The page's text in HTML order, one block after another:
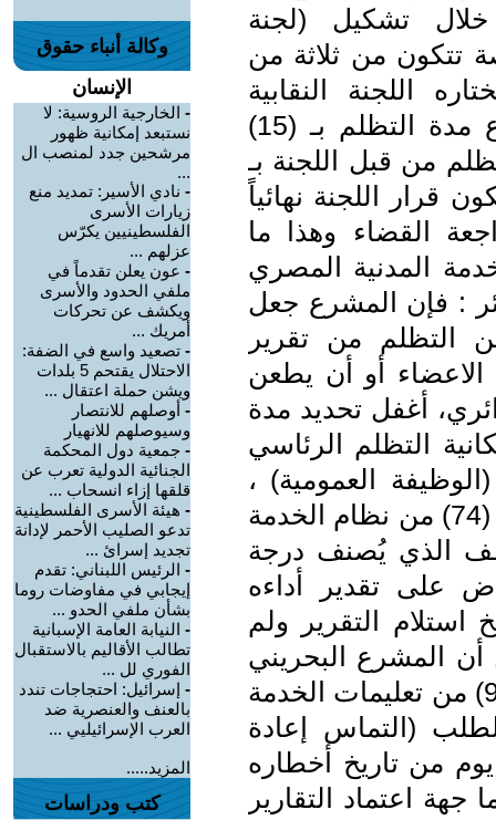
تشكيل (لجنة
تتكون من ثلاثة من
اللجنة النقابية
بالوحدة إن وجدت، كما حدد المشرع مدة التظلم بـ (15)
من قبل اللجنة بـ
قرار اللجنة نهائياً
القضاء وهذا ما
قانون الخدمة المدنية المصري
في الجزائر : فإن المشرع جعل
التظلم من تقرير
الاعضاء أو أن يطعن
أغفل تحديد مدة
التظلم الرئاسي
العمومية) ،
كذلك أجاز القانون الأردني في المادة (74) من نظام الخدمة
لسنة 2013 للموظف الذي يُصنف درجة
على تقدير أداءه
تاريخ استلام التقرير ولم
المشرع البحريني
حدد في البند (سادساً / أحكام عامة / 9) من تعليمات الخدمة
لسنة 2017 مدة لطلب (التماس إعادة
بنتائج التقييم خلال مدة (15) يوم من تاريخ أخطاره
جهة اعتماد التقارير
وكالة أنباء حقوق
الإنسان
- الخارجية الروسية: لا
نستبعد إمكانية ظهور
مرشحين جدد لمنصب ال
...
- نادي الأسير: تمديد منع
زيارات الأسرى
الفلسطينيين يكرّس
عزلهم ...
- عون يعلن تقدماً في
ملفي الحدود والأسرى
ويكشف عن تحركات
أمريك ...
- تصعيد واسع في الضفة:
الاحتلال يقتحم 5 بلدات
ويشن حملة اعتقال ...
- أوصلهم للانتصار
وسيوصلهم للانهيار
- جمعية دول المحكمة
الجنائية الدولية تعرب عن
قلقها إزاء انسحاب ...
- هيئة الأسرى الفلسطينية
تدعو الصليب الأحمر لإدانة
تجديد إسرائ ...
- الرئيس اللبناني: تقدم
إيجابي في مفاوضات روما
بشأن ملفي الحدو ...
- النيابة العامة الإسبانية
تطالب الأقاليم بالاستقبال
الفوري لل ...
- إسرائيل: احتجاجات تندد
بالعنف والعنصرية ضد
العرب الإسرائيليي ...
المزيد.....
كتب ودراسات